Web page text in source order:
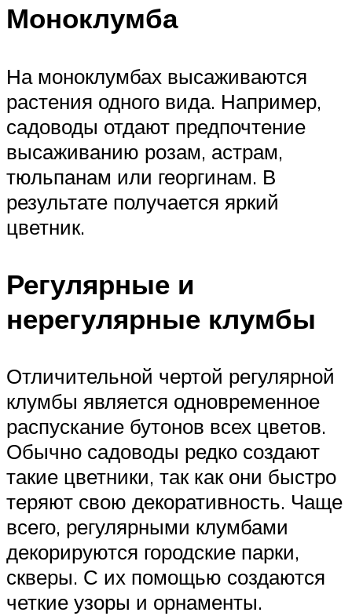
Моноклумба
На моноклумбах высаживаются
растения одного вида. Например,
садоводы отдают предпочтение
высаживанию розам, астрам,
тюльпанам или георгинам. В
результате получается яркий
цветник.
Регулярные и
нерегулярные клумбы
Отличительной чертой регулярной
клумбы является одновременное
распускание бутонов всех цветов.
Обычно садоводы редко создают
такие цветники, так как они быстро
теряют свою декоративность. Чаще
всего, регулярными клумбами
декорируются городские парки,
скверы. С их помощью создаются
четкие узоры и орнаменты.